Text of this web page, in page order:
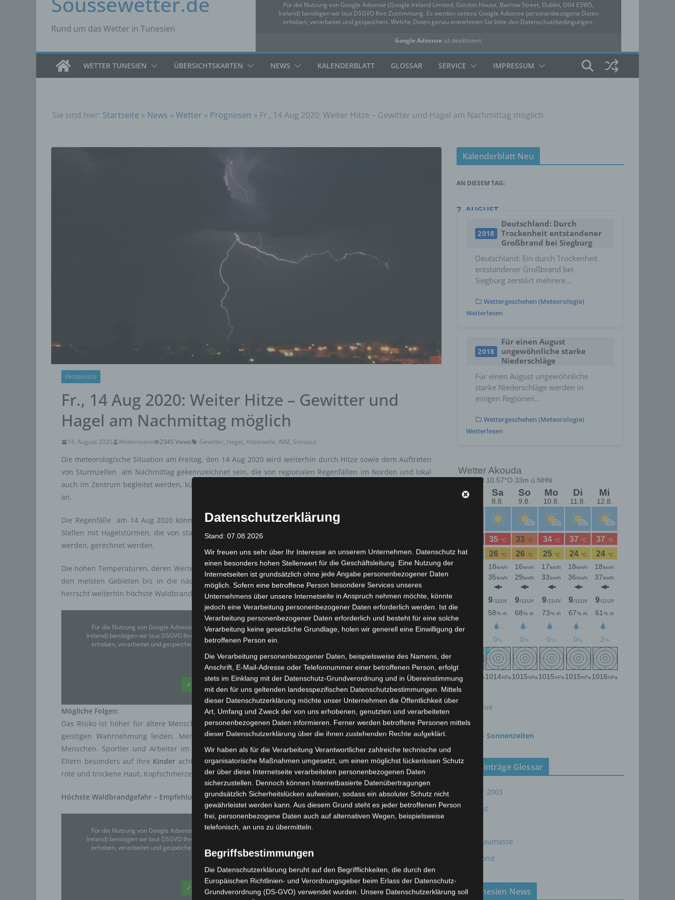
Rund um das Wetter in Tunesien
Für die Nutzung von Google Adsense (Google Ireland Limited, Gordon House, Barrow Street, Dublin, D04 E5W5,
Ireland) benötigen wir laut DSGVO Ihre Zustimmung. Es werden seitens Google Adsense personenbezogene Daten
erhoben, verarbeitet und gespeichert. Welche Daten genau entnehmen Sie bitte den Datenschutzbedingungen.
Google Adsenseist deaktiviert.
✓ Erlauben Datenschutzbedingungen
WETTER TUNESIEN ÜBERSICHTSKARTEN NEWS KALENDERBLATT GLOSSAR SERVICE IMPRESSUM
Sie sind hier: Startseite » News » Wetter » Prognosen » Fr., 14 Aug 2020: Weiter Hitze – Gewitter und Hagel am Nachmittag möglich
PROGNOSEN
Fr., 14 Aug 2020: Weiter Hitze – Gewitter und
Hagel am Nachmittag möglich
14. August 2020 Wettermann 2345 Views Gewitter, Hagel, Hitzewelle, INM, Scirocco
Die meteorologische Situation am Freitag, den 14 Aug 2020 wird weiterhin durch Hitze sowie dem Auftreten
von Sturmzellen am Nachmittag gekennzeichnet sein, die von regionalen Regenfällen im Norden und lokal
auch im Zentrum begleitet werden, kündigte das Nationale Institut für Meteorologie (
an.
Die Regenfälle am 14 Aug 2020 können örtlich sehr ergiebig sein, besonders im Norden muss an einigen
Stellen mit Hagelstürmen, die von starken Winden mit einer Geschwindigkeit von bis zu 80 km/h begleitet
werden, gerechnet werden.
Die hohen Temperaturen, deren Werte um 4 bis 8 Grad über dem saisonalen Durchschnitt liegen, werden in
den meisten Gebieten bis in die nächste Woche andauern und von Schirokko
-Winden begleitet sein. Es
herrscht weiterhin höchste Waldbrandgefahr.
Für die Nutzung von Google Adsense (Google Ireland Limited, Gordon House, Barrow Street, Dublin, D04 E5W5,
Ireland) benötigen wir laut DSGVO Ihre Zustimmung. Es werden seitens Google Adsense personenbezogene Daten
erhoben, verarbeitet und gespeichert. Welche Daten genau entnehmen Sie bitte den Datenschutzbedingungen.
Google Adsense ist deaktiviert.
✓ Erlauben Datenschutzbedingungen
Mögliche Folgen:
Das Risiko ist höher für ältere Menschen, Menschen, die an chronischen Krankheiten oder Problemen der
geistigen Wahrnehmung leiden, Menschen, die dauerhaft Medikamente nehmen müssen und isolierte
Menschen. Sportler und Arbeiter im Freien sollten auf ihren Flüssigkeitshaushalt achten. Ebenso sollten
Eltern besonders auf ihre Kinder achten. Die Symptome des Sonnenstichs sind: Fieber über 40° C, warme,
rote und trockene Haut, Kopfschmerzen, Übelkeit, Schläfrigkeit, Durst, Verwirrung, Verlust des Bewusstseins.
Höchste Waldbrandgefahr – Empfehlungen!
Für die Nutzung von Google Adsense (Google Ireland Limited, Gordon House, Barrow Street, Dublin, D04 E5W5,
Ireland) benötigen wir laut DSGVO Ihre Zustimmung. Es werden seitens Google Adsense personenbezogene Daten
erhoben, verarbeitet und gespeichert. Welche Daten genau entnehmen Sie bitte den Datenschutzbedingungen.
Google Adsense ist deaktiviert.
✓ Erlauben Datenschutzbedingungen
Kalenderblatt Neu
AN DIESEM TAG:
7. AUGUST
2018
Deutschland: Durch
Trockenheit entstandener
Großbrand bei Siegburg
Deutschland: Ein durch Trockenheit
entstandener Großbrand bei
Siegburg zerstört mehrere…
Wettergeschehen (Meteorologie)
Weiterlesen
2018
Für einen August
ungewöhnliche starke
Niederschläge
Für einen August ungewöhnliche
starke Niederschläge werden in
einigen Regionen…
Wettergeschehen (Meteorologie)
Weiterlesen
meteoblue
time.is - Sonnenzeiten
Neueinträge Glossar
Sommer 2003
Sturmflut
24P/Schaumasse
Wolfsmond
Tunesien News
Datenschutzerklärung
Stand: 07.08.2026
Wir freuen uns sehr über Ihr Interesse an unserem Unternehmen. Datenschutz hat
einen besonders hohen Stellenwert für die Geschäftsleitung. Eine Nutzung der
Internetseiten ist grundsätzlich ohne jede Angabe personenbezogener Daten
möglich. Sofern eine betroffene Person besondere Services unseres
Unternehmens über unsere Internetseite in Anspruch nehmen möchte, könnte
jedoch eine Verarbeitung personenbezogener Daten erforderlich werden. Ist die
Verarbeitung personenbezogener Daten erforderlich und besteht für eine solche
Verarbeitung keine gesetzliche Grundlage, holen wir generell eine Einwilligung der
betroffenen Person ein.
Die Verarbeitung personenbezogener Daten, beispielsweise des Namens, der
Anschrift, E-Mail-Adresse oder Telefonnummer einer betroffenen Person, erfolgt
stets im Einklang mit der Datenschutz-Grundverordnung und in Übereinstimmung
mit den für uns geltenden landesspezifischen Datenschutzbestimmungen. Mittels
dieser Datenschutzerklärung möchte unser Unternehmen die Öffentlichkeit über
Art, Umfang und Zweck der von uns erhobenen, genutzten und verarbeiteten
personenbezogenen Daten informieren. Ferner werden betroffene Personen mittels
dieser Datenschutzerklärung über die ihnen zustehenden Rechte aufgeklärt.
Wir haben als für die Verarbeitung Verantwortlicher zahlreiche technische und
organisatorische Maßnahmen umgesetzt, um einen möglichst lückenlosen Schutz
der über diese Internetseite verarbeiteten personenbezogenen Daten
sicherzustellen. Dennoch können Internetbasierte Datenübertragungen
grundsätzlich Sicherheitslücken aufweisen, sodass ein absoluter Schutz nicht
gewährleistet werden kann. Aus diesem Grund steht es jeder betroffenen Person
frei, personenbezogene Daten auch auf alternativen Wegen, beispielsweise
telefonisch, an uns zu übermitteln.
Begriffsbestimmungen
Die Datenschutzerklärung beruht auf den Begrifflichkeiten, die durch den
Europäischen Richtlinien- und Verordnungsgeber beim Erlass der Datenschutz-
Grundverordnung (DS-GVO) verwendet wurden. Unsere Datenschutzerklärung soll